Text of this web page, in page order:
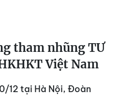
tham nhũng TƯ
Việt Nam
12 tại Hà Nội, Đoàn